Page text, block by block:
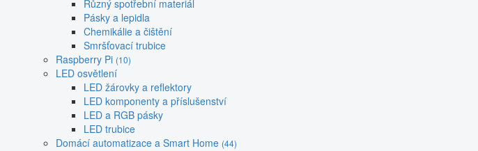
Různý spotřební materiál
Pásky a lepidla
Chemikálie a čištění
Smršťovací trubice
Raspberry Pi (10)
LED osvětlení
LED žárovky a reflektory
LED komponenty a příslušenství
LED a RGB pásky
LED trubice
Domácí automatizace a Smart Home (44)